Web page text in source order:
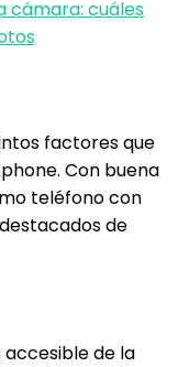
cámara: cuáles
factores que
Con buena
teléfono con
de
accesible de la